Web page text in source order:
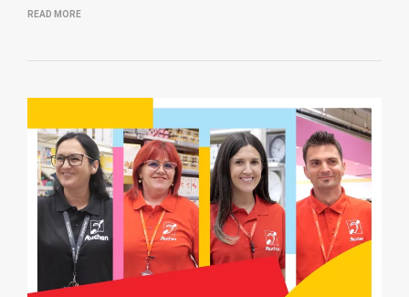
READ MORE